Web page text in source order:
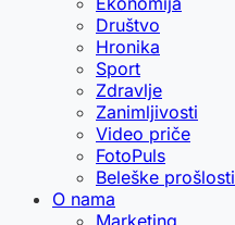
Društvo
Hronika
Sport
Zdravlje
Zanimljivosti
Video priče
FotoPuls
Beleške prošlosti
O nama
Marketing